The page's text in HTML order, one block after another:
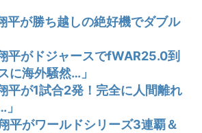
平が勝ち越しの絶好機でダブル
平がドジャースでfWAR25.0到
に海外騒然…」
平が1試合2発！完全に人間離れ
平がワールドシリーズ3連覇＆